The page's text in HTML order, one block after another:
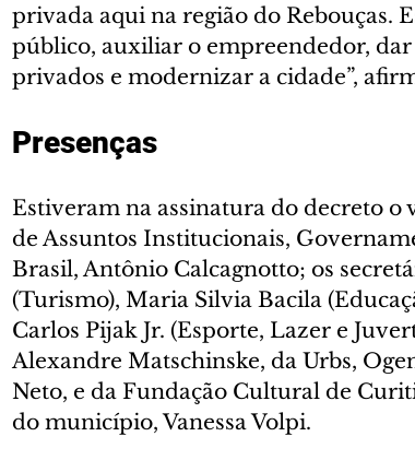
privada aqui na região do Rebouças.
público, auxiliar o empreendedor,
privados e modernizar a cidade”,
Presenças
Estiveram na assinatura do decreto
de Assuntos Institucionais,
Brasil, Antônio Calcagnotto; os
(Turismo), Maria Silvia Bacila
Carlos Pijak Jr. (Esporte, Lazer e
Alexandre Matschinske, da Urbs,
Neto, e da Fundação Cultural de
do município, Vanessa Volpi.